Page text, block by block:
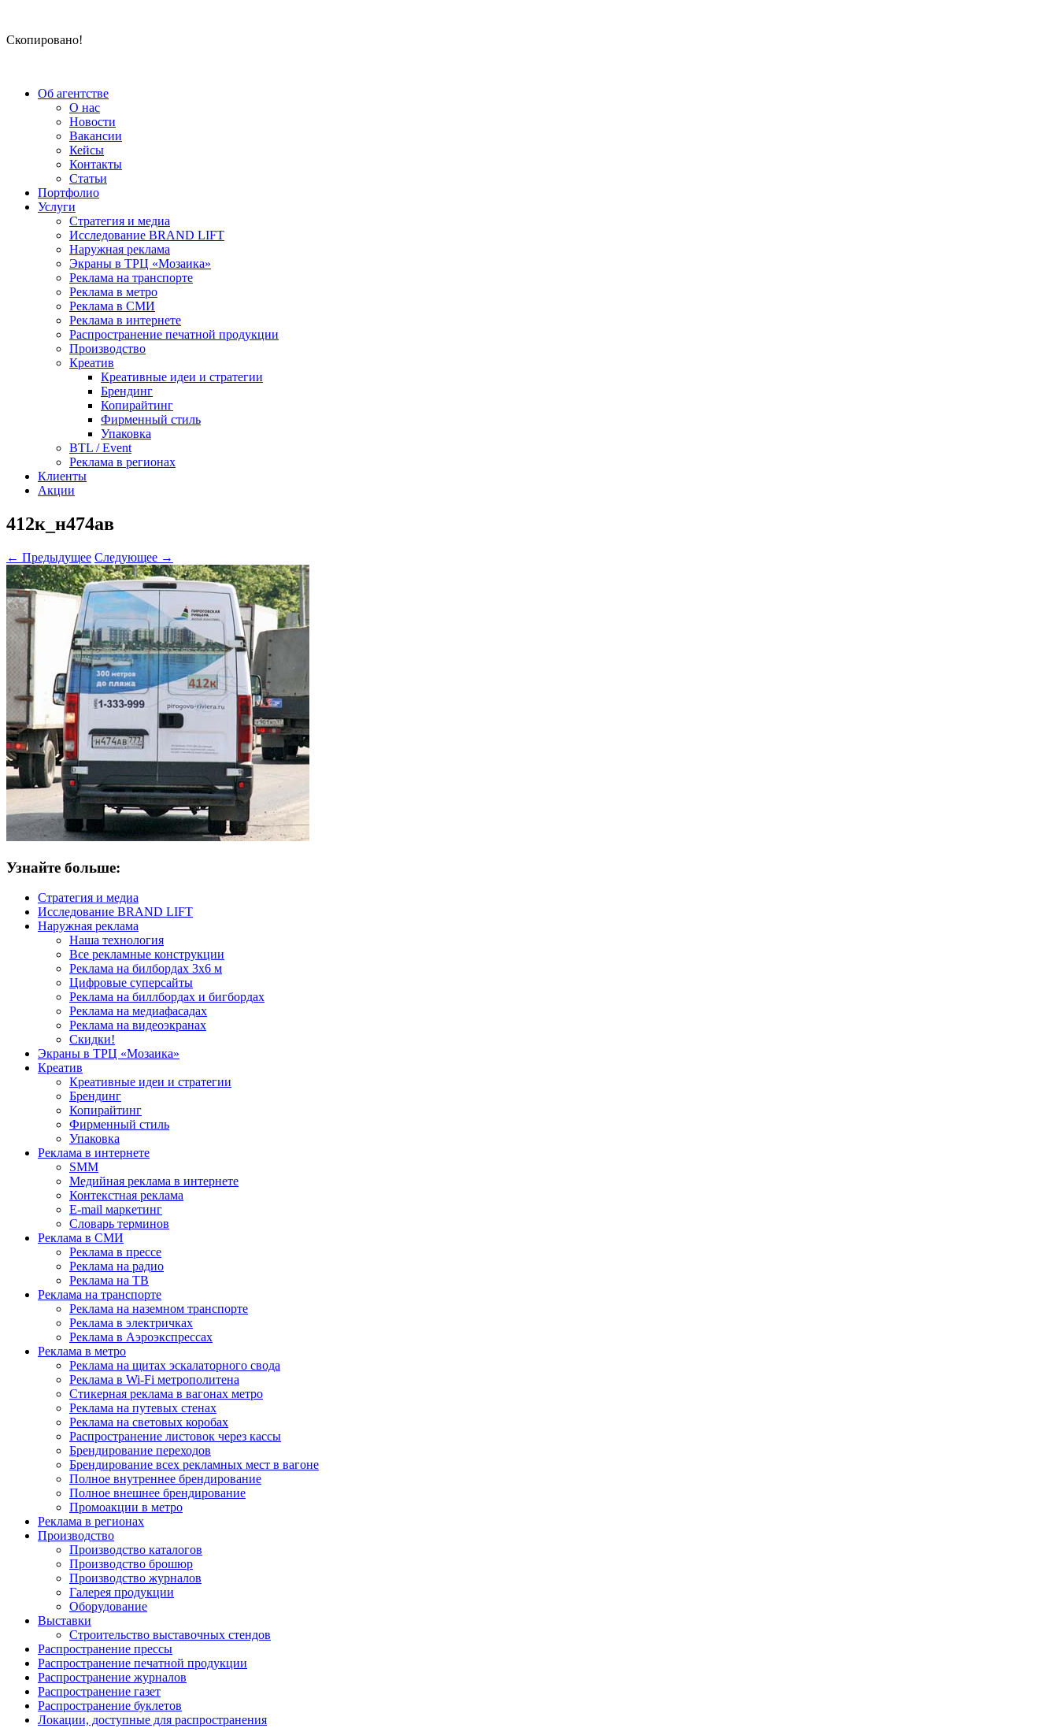
Скопировано!
Об агентстве
О нас
Новости
Вакансии
Кейсы
Контакты
Статьи
Портфолио
Услуги
Стратегия и медиа
Исследование BRAND LIFT
Наружная реклама
Экраны в ТРЦ «Мозаика»
Реклама на транспорте
Реклама в метро
Реклама в СМИ
Реклама в интернете
Распространение печатной продукции
Производство
Креатив
Креативные идеи и стратегии
Брендинг
Копирайтинг
Фирменный стиль
Упаковка
BTL / Event
Реклама в регионах
Клиенты
Акции
412к_н474ав
← Предыдущее Следующее →
Узнайте больше:
Стратегия и медиа
Исследование BRAND LIFT
Наружная реклама
Наша технология
Все рекламные конструкции
Реклама на билбордах 3х6 м
Цифровые суперсайты
Реклама на биллбордах и бигбордах
Реклама на медиафасадах
Реклама на видеоэкранах
Скидки!
Экраны в ТРЦ «Мозаика»
Креатив
Креативные идеи и стратегии
Брендинг
Копирайтинг
Фирменный стиль
Упаковка
Реклама в интернете
SMM
Медийная реклама в интернете
Контекстная реклама
E-mail маркетинг
Словарь терминов
Реклама в СМИ
Реклама в прессе
Реклама на радио
Реклама на ТВ
Реклама на транспорте
Реклама на наземном транспорте
Реклама в электричках
Реклама в Аэроэкспрессах
Реклама в метро
Реклама на щитах эскалаторного свода
Реклама в Wi-Fi метрополитена
Стикерная реклама в вагонах метро
Реклама на путевых стенах
Реклама на световых коробах
Распространение листовок через кассы
Брендирование переходов
Брендирование всех рекламных мест в вагоне
Полное внутреннее брендирование
Полное внешнее брендирование
Промоакции в метро
Реклама в регионах
Производство
Производство каталогов
Производство брошюр
Производство журналов
Галерея продукции
Оборудование
Выставки
Строительство выставочных стендов
Распространение прессы
Распространение печатной продукции
Распространение журналов
Распространение газет
Распространение буклетов
Локации, доступные для распространения